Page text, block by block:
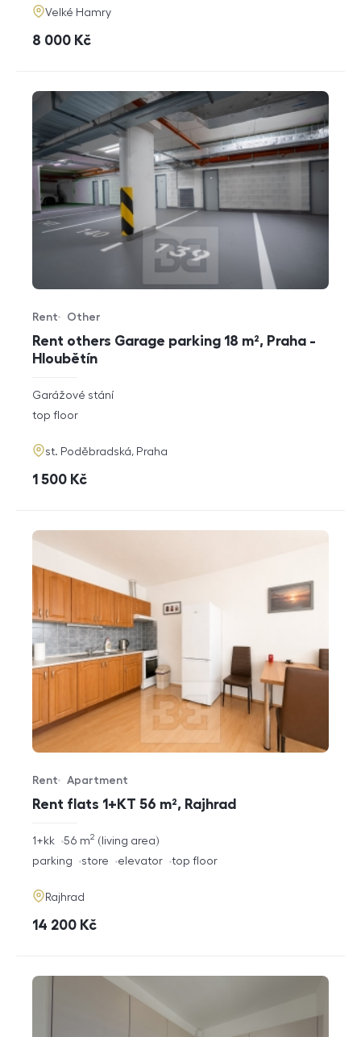
adresa
Velké Hamry
cena
8 000 Kč
Rent others Garage parking 18 m², Praha -
Hloubětín
Offer type
Rent
Property type
Other
rozměry
disposition
Garážové stání
funkce
top floor
adresa
st. Poděbradská, Praha
cena
1 500 Kč
Rent flats 1+KT 56 m², Rajhrad
Offer type
Rent
Property type
Apartment
rozměry
disposition
1+kk living area
56 m2
funkce
parking store elevator top floor
adresa
Rajhrad
cena
14 200 Kč